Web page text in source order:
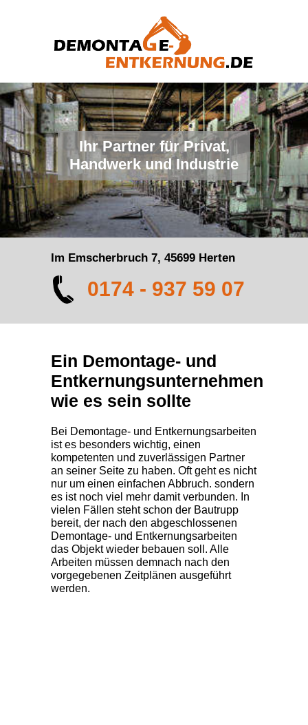
Im Emscherbruch 7, 45699 Herten
0174 - 937 59 07
Ihr Partner für Privat,
Handwerk und Industrie
Ein Demontage- und
Entkernungsunternehmen
wie es sein sollte
Bei Demontage- und Entkernungsarbeiten
ist es besonders wichtig, einen
kompetenten und zuverlässigen Partner
an seiner Seite zu haben. Oft geht es nicht
nur um einen einfachen Abbruch. sondern
es ist noch viel mehr damit verbunden. In
vielen Fällen steht schon der Bautrupp
bereit, der nach den abgeschlossenen
Demontage- und Entkernungsarbeiten
das Objekt wieder bebauen soll. Alle
Arbeiten müssen demnach nach den
vorgegebenen Zeitplänen ausgeführt
werden.